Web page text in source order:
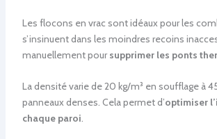
Les flocons en vrac sont idéaux pour les
s’insinuent dans les moindres recoins
manuellement pour supprimer les ponts
La densité varie de 20 kg/m³ en soufflage à
panneaux denses. Cela permet d’optimiser
chaque paroi.